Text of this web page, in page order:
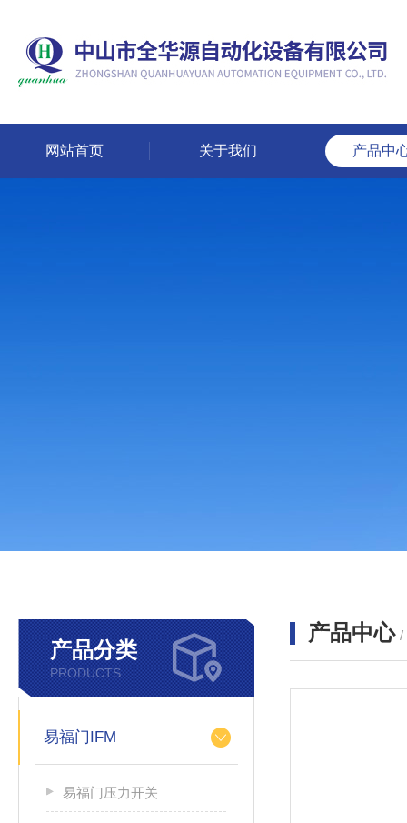
网站首页 关于我们 产品中
产品分类
PRODUCTS
易福门IFM
易福门压力开关
产品中心 /